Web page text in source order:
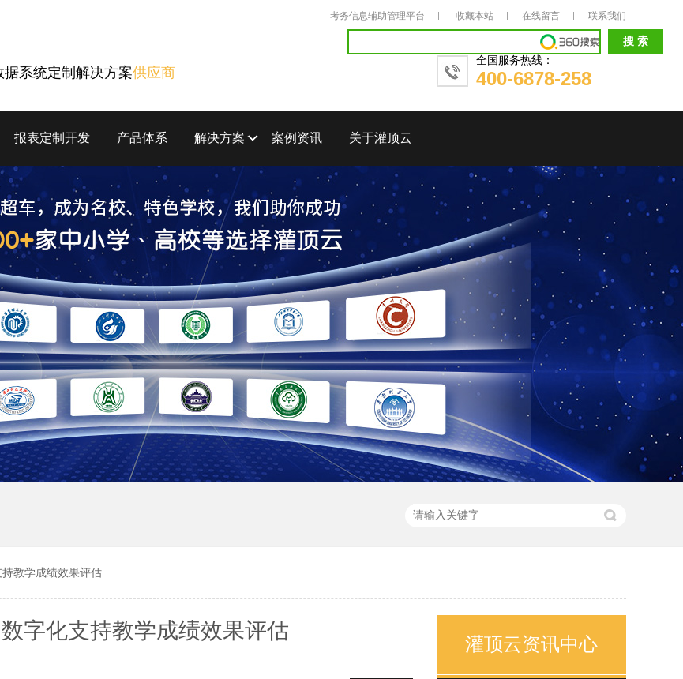
考务信息辅助管理平台 收藏本站 在线留言 联系我们
系统定制解决方案供应商
全国服务热线：
400-6878-258
报表定制开发 产品体系 解决方案 案例资讯 关于灌顶云
教学成绩效果评估
字化支持教学成绩效果评估
灌顶云资讯中心